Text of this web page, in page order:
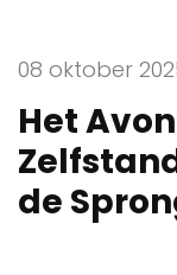
08 oktober
Het
de